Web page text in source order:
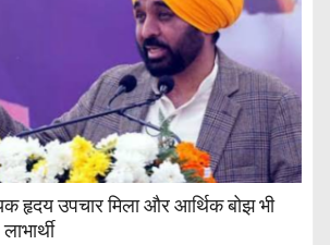
हृदय उपचार मिला और आर्थिक बोझ भी